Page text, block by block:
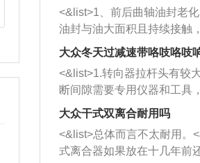
西取出来。但如果是因为积
的堵塞，就需要将三元催化
洗剂对堵塞的情况得到解决
放在燃油箱中，与燃油混合
动时，就可以和汽油一起进
室，最后形成废气排出，就
催化器得到清洗，排气管堵
能够得到解决。
一圈半的练习，往右同样也
圈数。 <&list>3、最后强调
习，这样就可以形成肌肉记
驾驶车辆时，不需要记忆也
向。
<&list>1、前后曲轴油封老
油封与油大面积且持续接触
和发动机内持续温度变化使
逐渐减弱，导致渗油或漏油
活塞间隙过大：积碳会使活
的间隙扩大，导致机油流入
造成烧机油。<&list>3、机油
机油粘度过小的话，同样会
象，机油粘度过小具有很好
大众冬天过减速带咯吱咯吱
<&list>1.转向器拉杆头有较
断间隙需要专用仪器和工具
无法制作，需要将车辆送到
店；<&list>2.车辆半轴套管
裂，破裂后会出现漏油现象
损严重，磨损的半轴容易损
大众干式双离合耐用吗
<&list>总体而言不太耐用。
式离合器如果放在十几年前